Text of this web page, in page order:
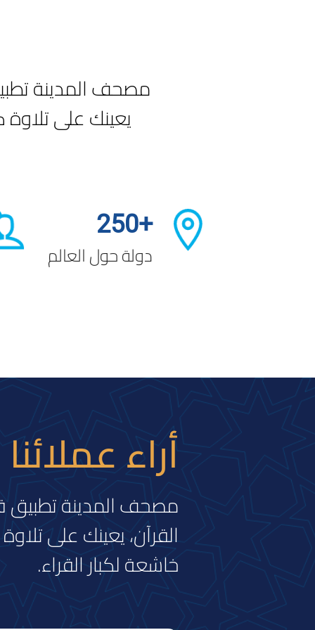
مصحف المدينة
يعينك على تلاوة
+250
دولة حول العالم
أراء عملائنا
مصحف المدينة تطبيق
القرآن، يعينك على
خاشعة لكبار القراء.